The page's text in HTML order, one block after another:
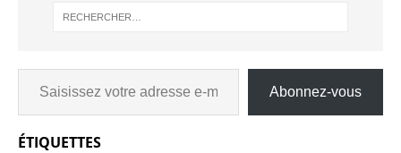
Abonnez-vous
ÉTIQUETTES